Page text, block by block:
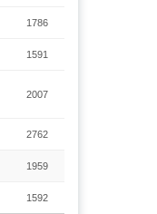
1786
1591
2007
2762
1959
1592